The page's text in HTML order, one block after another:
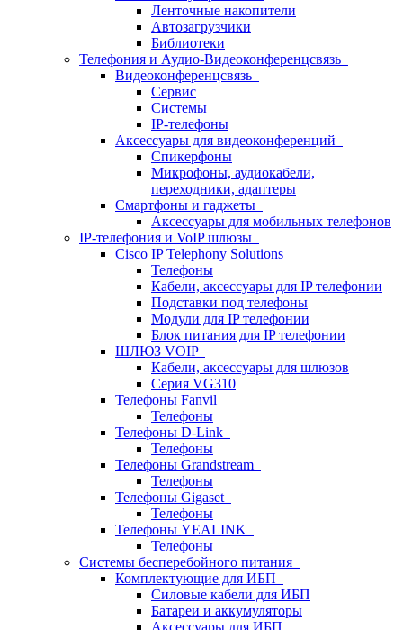
Ленточные накопители
Автозагрузчики
Библиотеки
Телефония и Аудио-Видеоконференцсвязь
Видеоконференцсвязь
Сервис
Системы
IP-телефоны
Аксессуары для видеоконференций
Спикерфоны
Микрофоны, аудиокабели,
переходники, адаптеры
Смартфоны и гаджеты
Аксессуары для мобильных телефонов
IP-телефония и VoIP шлюзы
Cisco IP Telephony Solutions
Телефоны
Кабели, аксессуары для IP телефонии
Подставки под телефоны
Модули для IP телефонии
Блок питания для IP телефонии
ШЛЮЗ VOIP
Кабели, аксессуары для шлюзов
Серия VG310
Телефоны Fanvil
Телефоны
Телефоны D-Link
Телефоны
Телефоны Grandstream
Телефоны
Телефоны Gigaset
Телефоны
Телефоны YEALINK
Телефоны
Системы бесперебойного питания
Комплектующие для ИБП
Силовые кабели для ИБП
Батареи и аккумуляторы
Аксессуары для ИБП